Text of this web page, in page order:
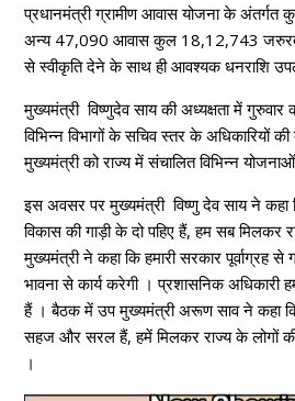
प्रधानमंत्री ग्रामीण आवास योजना के
अन्य 47,090 आवास कुल 18,12,743 जरुरतमंद
से स्वीकृति देने के साथ ही आवश्यक धनराशि
मुख्यमंत्री विष्णुदेव साय की अध्यक्षता में गुरुवार
विभिन्न विभागों के सचिव स्तर के अधिकारियों
मुख्यमंत्री को राज्य में संचालित विभिन्न
इस अवसर पर मुख्यमंत्री विष्णु देव साय ने
विकास की गाड़ी के दो पहिए हैं, हम सब मिलकर
मुख्यमंत्री ने कहा कि हमारी सरकार पूर्वाग्रह से
भावना से कार्य करेगी । प्रशासनिक अधिकारी
हैं ।बैठक में उप मुख्यमंत्री अरूण साव ने कहा
सहज और सरल हैं, हमें मिलकर राज्य के लोगों
।